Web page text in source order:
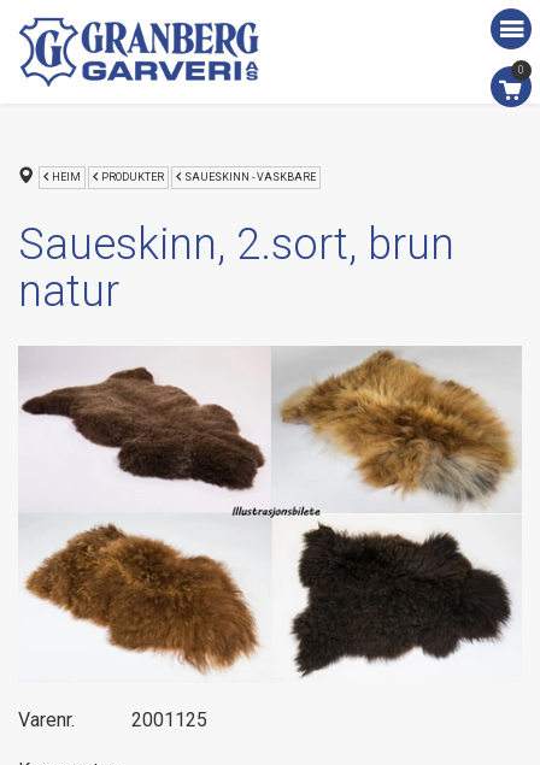
0
HEIM PRODUKTER SAUESKINN - VASKBARE
Saueskinn, 2.sort, brun
natur
Varenr. 2001125